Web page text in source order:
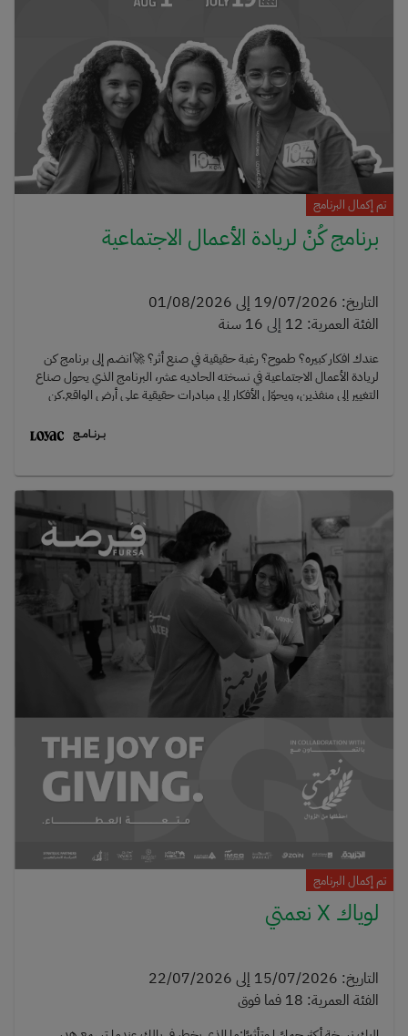
تم إكمال البرنامج
برنامج كُنْ لريادة الأعمال الاجتماعية
التاريخ:
19/07/2026 إلى 01/08/2026
الفئة العمرية:
12 إلى 16 سنة
عندك افكار كبيره؟ طموح؟ رغبة حقيقية في صنع أثر؟ 🚀انضم إلى برنامج كن
لريادة الأعمال الاجتماعية في نسخته الحاديه عشر، البرنامج الذي يحول صناع
التغيير إلى منفذين، ويحوّل الأفكار إلى مبادرات حقيقية على أرض الواقع.كن
عملية، وتحصل على الأدوات والإرشاد والخبرة اللازمة لتطوير حلول لتحديات
المستوى في الابتكار والعمل الريادي.النسخة الحادية عشرة أكبر وأقوى وأكثر
تأثيراً من أي وقت مضى.إبداع أكثر. تعاون أكثر. تطبيق عملي أكثر. الفرصة لك
أنت.من خلال تجربة كن التفاعلية ستحصل على فرصة أن:تتعلم ريادة
الأعمال من خلال التطبيق العمليتحول التحديات إلى فرص وحلول مبتكرةتطوّر
فكرة مشروع حقيقية مع فريقكتحصل على إرشاد من رواد أعمال ونشطاء
وخبراء في المجالتشارك في ورش تفاعلية وزيارات ميدانية وتجارب عمليةتتدرب
على عرض فكرتك بثقة واحترافتتواصل مع قادة مجتمع ورواد أعمال
ملهمينهذا البرنامج مناسب لك إذا كنت ترغب في أنتبدأ رحلتك الرياديةتعزز
ملفك للتقديم الجامعيتصنع أثراً إيجابياً في المجتمعتكوّن صداقات مع أشخاص
طموحين مثلكتعيش تجربة صيف مختلفة وذات معنىالسنة الحادية عشرة
بانتظارك. هل أنت مستعد؟للاستفسار:training@loyac.org -
تم إكمال البرنامج
لوياك X نعمتي
التاريخ:
15/07/2026 إلى 22/07/2026
الفئة العمرية:
18 فما فوق